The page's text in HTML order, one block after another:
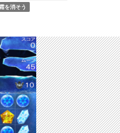
を消そう